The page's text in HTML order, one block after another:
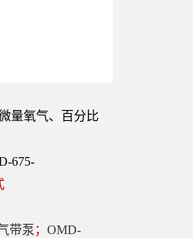
量氧气、百分比
675-
带泵 ；OMD-